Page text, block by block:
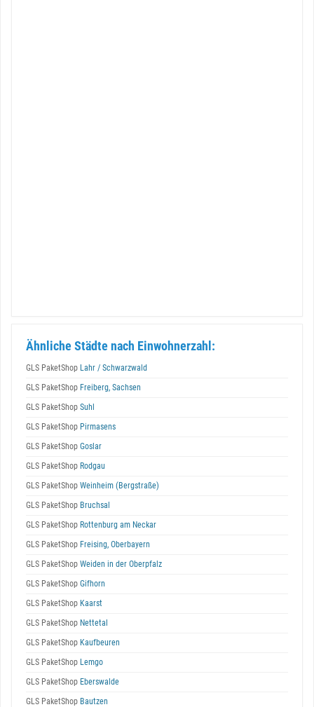
Ähnliche Städte nach Einwohnerzahl:
GLS PaketShop Lahr / Schwarzwald
GLS PaketShop Freiberg, Sachsen
GLS PaketShop Suhl
GLS PaketShop Pirmasens
GLS PaketShop Goslar
GLS PaketShop Rodgau
GLS PaketShop Weinheim (Bergstraße)
GLS PaketShop Bruchsal
GLS PaketShop Rottenburg am Neckar
GLS PaketShop Freising, Oberbayern
GLS PaketShop Weiden in der Oberpfalz
GLS PaketShop Gifhorn
GLS PaketShop Kaarst
GLS PaketShop Nettetal
GLS PaketShop Kaufbeuren
GLS PaketShop Lemgo
GLS PaketShop Eberswalde
GLS PaketShop Bautzen